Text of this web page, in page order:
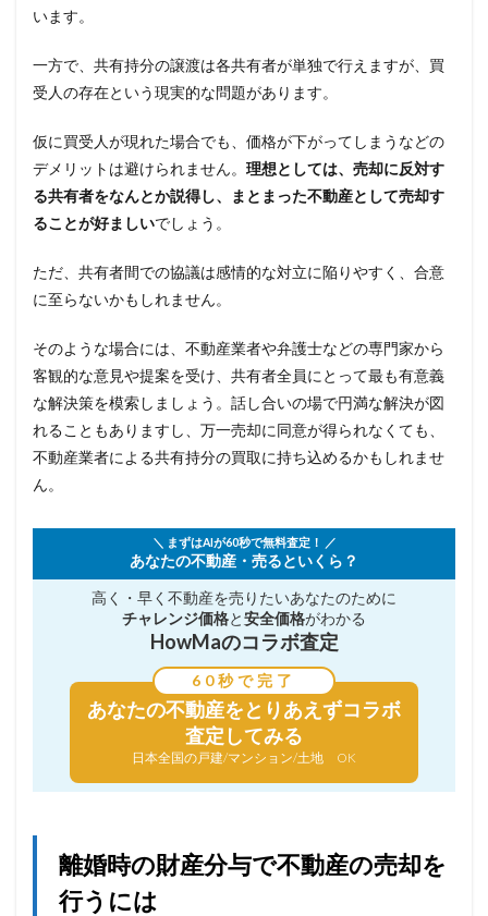
います。
一方で、共有持分の譲渡は各共有者が単独で行えますが、買
受人の存在という現実的な問題があります。
仮に買受人が現れた場合でも、価格が下がってしまうなどの
デメリットは避けられません。 理想としては、売却に反対す
る共有者をなんとか説得し、まとまった不動産として売却す
ることが好ましいでしょう。
ただ、共有者間での協議は感情的な対立に陥りやすく、合意
に至らないかもしれません。
そのような場合には、不動産業者や弁護士などの専門家から
客観的な意見や提案を受け、共有者全員にとって最も有意義
な解決策を模索しましょう。話し合いの場で円満な解決が図
れることもありますし、万一売却に同意が得られなくても、
不動産業者による共有持分の買取に持ち込めるかもしれませ
ん。
＼ まずはAIが60秒で無料査定！ ／
あなたの不動産・売るといくら？
高く・早く不動産を売りたいあなたのために
チャレンジ価格と安全価格がわかる
HowMaのコラボ査定
60秒で完了
あなたの不動産をとりあえずコラボ
査定してみる
日本全国の戸建/マンション/土地 OK
離婚時の財産分与で不動産の売却を
行うには